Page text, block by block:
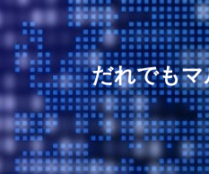
だれでも